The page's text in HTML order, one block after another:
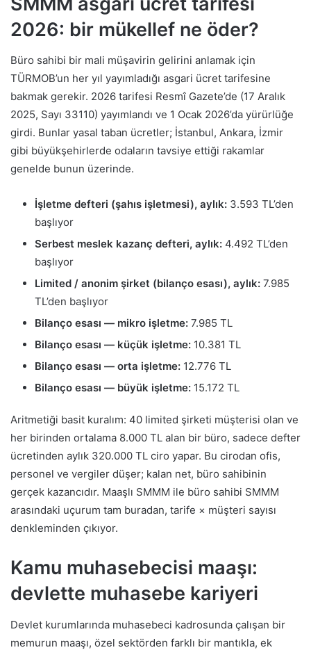
2026: bir mükellef ne öder?
Büro sahibi bir mali müşavirin gelirini anlamak için
TÜRMOB’un her yıl yayımladığı asgari ücret tarifesine
bakmak gerekir. 2026 tarifesi Resmî Gazete’de (17 Aralık
2025, Sayı 33110) yayımlandı ve 1 Ocak 2026’da yürürlüğe
girdi. Bunlar yasal taban ücretler; İstanbul, Ankara, İzmir
gibi büyükşehirlerde odaların tavsiye ettiği rakamlar
genelde bunun üzerinde.
İşletme defteri (şahıs işletmesi), aylık: 3.593 TL’den
başlıyor
Serbest meslek kazanç defteri, aylık: 4.492 TL’den
başlıyor
Limited / anonim şirket (bilanço esası), aylık: 7.985
TL’den başlıyor
Bilanço esası — mikro işletme: 7.985 TL
Bilanço esası — küçük işletme: 10.381 TL
Bilanço esası — orta işletme: 12.776 TL
Bilanço esası — büyük işletme: 15.172 TL
Aritmetiği basit kuralım: 40 limited şirketi müşterisi olan ve
her birinden ortalama 8.000 TL alan bir büro, sadece defter
ücretinden aylık 320.000 TL ciro yapar. Bu cirodan ofis,
personel ve vergiler düşer; kalan net, büro sahibinin
gerçek kazancıdır. Maaşlı SMMM ile büro sahibi SMMM
arasındaki uçurum tam buradan, tarife × müşteri sayısı
denkleminden çıkıyor.
Kamu muhasebecisi maaşı:
devlette muhasebe kariyeri
Devlet kurumlarında muhasebeci kadrosunda çalışan bir
memurun maaşı, özel sektörden farklı bir mantıkla, ek